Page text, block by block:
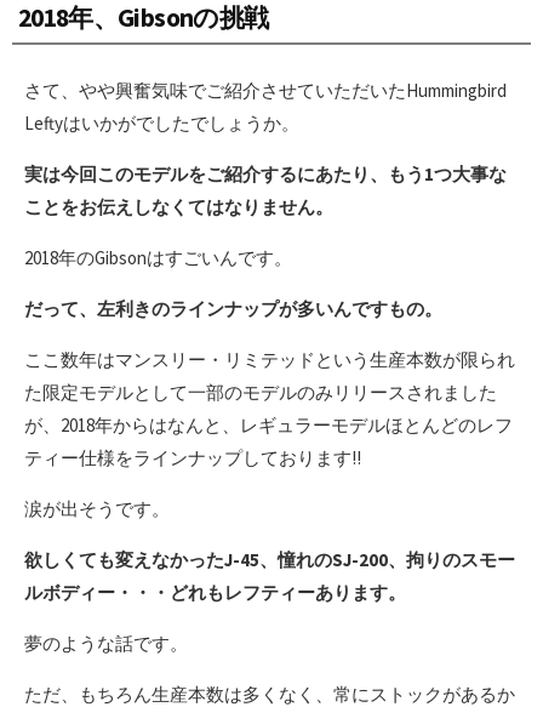
2018年、Gibsonの挑戦
さて、やや興奮気味でご紹介させていただいたHummingbird
Leftyはいかがでしたでしょうか。
実は今回このモデルをご紹介するにあたり、もう1つ大事な
ことをお伝えしなくてはなりません。
2018年のGibsonはすごいんです。
だって、左利きのラインナップが多いんですもの。
ここ数年はマンスリー・リミテッドという生産本数が限られ
た限定モデルとして一部のモデルのみリリースされました
が、2018年からはなんと、レギュラーモデルほとんどのレフ
ティー仕様をラインナップしております!!
涙が出そうです。
欲しくても変えなかったJ-45、憧れのSJ-200、拘りのスモー
ルボディー・・・どれもレフティーあります。
夢のような話です。
ただ、もちろん生産本数は多くなく、常にストックがあるか